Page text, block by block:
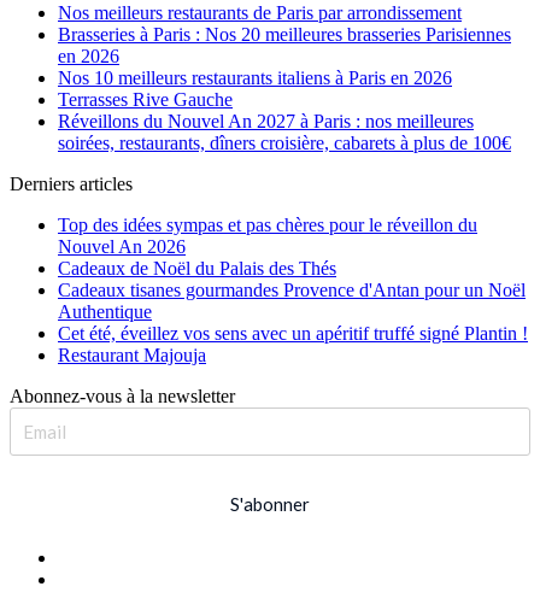
Nos meilleurs restaurants de Paris par arrondissement
Brasseries à Paris : Nos 20 meilleures brasseries Parisiennes
en 2026
Nos 10 meilleurs restaurants italiens à Paris en 2026
Terrasses Rive Gauche
Réveillons du Nouvel An 2027 à Paris : nos meilleures
soirées, restaurants, dîners croisière, cabarets à plus de 100€
Derniers articles
Top des idées sympas et pas chères pour le réveillon du
Nouvel An 2026
Cadeaux de Noël du Palais des Thés
Cadeaux tisanes gourmandes Provence d'Antan pour un Noël
Authentique
Cet été, éveillez vos sens avec un apéritif truffé signé Plantin !
Restaurant Majouja
Abonnez-vous à la newsletter
S'abonner